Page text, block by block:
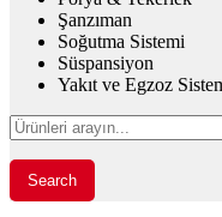
Şanzıman
Soğutma Sistemi
Süspansiyon
Yakıt ve Egzoz
Search